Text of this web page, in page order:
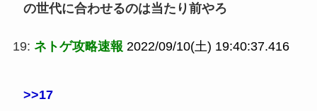
の世代に合わせるのは当たり前やろ
19: ネトゲ攻略速報 2022/09/10(土) 19:40:37.416
>>17